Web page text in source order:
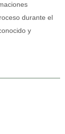
durante el
y